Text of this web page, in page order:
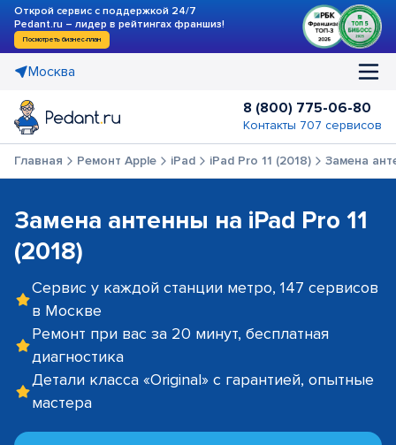
Открой сервис с поддержкой 24/7
Pedant.ru – лидер в рейтингах франшиз!
Посмотреть бизнес-план
Москва
8 (800) 775-06-80
Контакты 707 сервисов
Главная Ремонт Apple iPad iPad Pro 11 (2018) Замена
Замена антенны на iPad Pro 11
(2018)
Сервис у каждой станции метро, 147 сервисов
в Москве
Ремонт при вас за 20 минут, бесплатная
диагностика
Детали класса «Original» с гарантией, опытные
мастера